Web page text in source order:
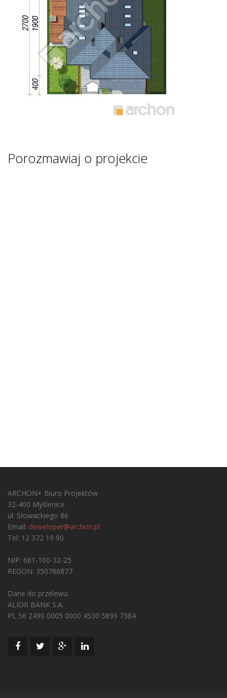
Porozmawiaj o projekcie
ARCHON+ Biuro Projektów
32-400 Myślenice
ul. Słowackiego 86
Email: deweloper@archon.pl
Tel: 12 372 19 90
NIP: 681-100-32-25
REGON: 350786877
Dane do przelewu:
ALIOR BANK S.A.
PL 56 2490 0005 0000 4530 5899 7384